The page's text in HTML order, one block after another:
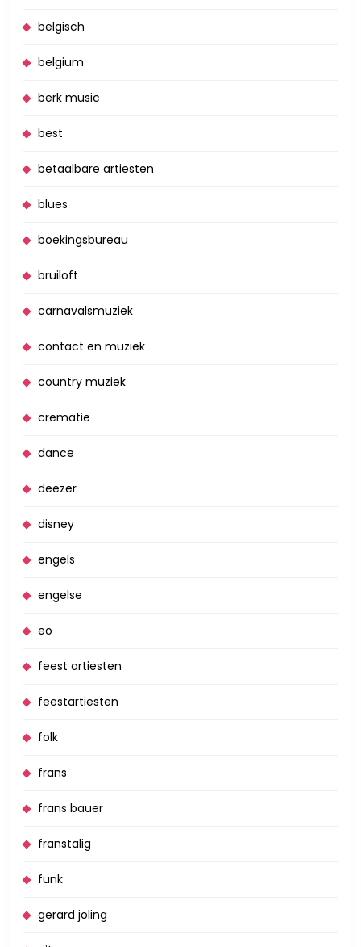
belgisch
belgium
berk music
best
betaalbare artiesten
blues
boekingsbureau
bruiloft
carnavalsmuziek
contact en muziek
country muziek
crematie
dance
deezer
disney
engels
engelse
eo
feest artiesten
feestartiesten
folk
frans
frans bauer
franstalig
funk
gerard joling